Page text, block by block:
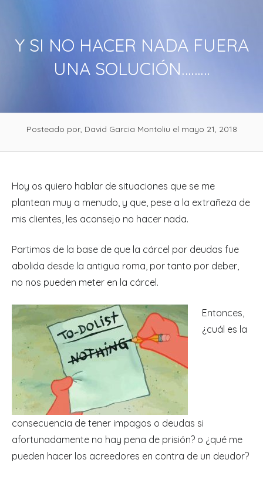
contentY SI NO HACER NADA FUERA
UNA SOLUCIÓN………
Posteado por, David Garcia Montoliu el mayo 21, 2018
Hoy os quiero hablar de situaciones que se me
plantean muy a menudo, y que, pese a la extrañeza de
mis clientes, les aconsejo no hacer nada.
Partimos de la base de que la cárcel por deudas fue
abolida desde la antigua roma, por tanto por deber,
no nos pueden meter en la cárcel.
Entonces,
¿cuál es la
consecuencia de tener impagos o deudas si
afortunadamente no hay pena de prisión? o ¿qué me
pueden hacer los acreedores en contra de un deudor?